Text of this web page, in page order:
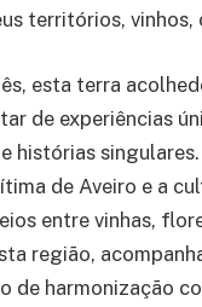
territórios,
esta terra
de experiências
histórias
de Aveiro e a
entre vinhas,
região,
de harmonização